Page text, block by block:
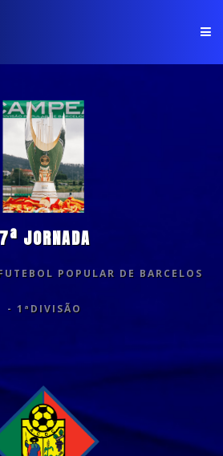
7ª JORNADA
POPULAR DE BARCELOS
- 1ªDIVISÃO